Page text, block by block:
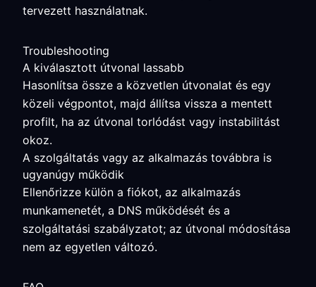
tervezett használatnak.
Troubleshooting
A kiválasztott útvonal lassabb
Hasonlítsa össze a közvetlen útvonalat és egy
közeli végpontot, majd állítsa vissza a mentett
profilt, ha az útvonal torlódást vagy instabilitást
okoz.
A szolgáltatás vagy az alkalmazás továbbra is
ugyanúgy működik
Ellenőrizze külön a fiókot, az alkalmazás
munkamenetét, a DNS működését és a
szolgáltatási szabályzatot; az útvonal módosítása
nem az egyetlen változó.